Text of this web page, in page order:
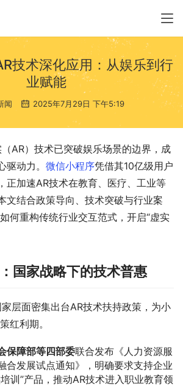
技术深化应用：从娱乐到行
业赋能
闻 2025年7月29日 下午5:19
AR）技术已突破娱乐场景的边界，成
驱动力。 微信小程序凭借其10亿级用户
正加速AR技术在教育、医疗、工业等
文结合政策导向、技术突破与行业案
何重构传统行业交互范式，开启“虚实
国家战略下的技术普惠
层面密集出台AR技术扶持政策，为小
红利期。
保障部等四部委联合发布《人力资源服
合发展试点通知》，明确要求支持企业
训”产品，推动AR技术进入职业教育领